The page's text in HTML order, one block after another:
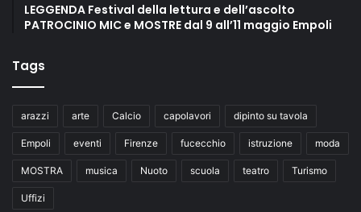
LEGGENDA Festival della lettura e dell’ascolto
PATROCINIO MIC e MOSTRE dal 9 all’11 maggio Empoli
Tags
arazzi arte Calcio capolavori dipinto su tavola
Empoli eventi Firenze fucecchio istruzione moda
MOSTRA musica Nuoto scuola teatro Turismo
Uffizi